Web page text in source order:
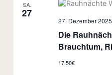
SA.
27
Die
Brauchtum,
27. Dezember
17,50€